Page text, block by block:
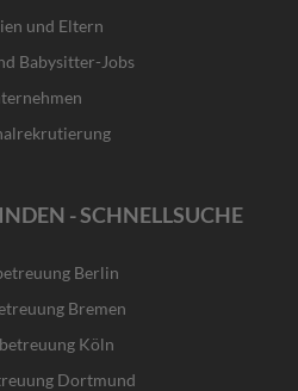
und Eltern
Babysitter-Jobs
- SCHNELLSUCHE
Berlin
Bremen
Köln
Dortmund